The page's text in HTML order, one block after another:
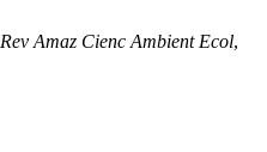
Rev Amaz Cienc Ambient Ecol,